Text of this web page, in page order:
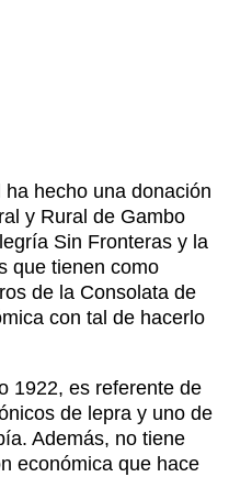
ha hecho una donación
y Rural de Gambo
Sin Fronteras y la
que tienen como
de la Consolata de
con tal de hacerlo
1922, es referente de
de lepra y uno de
Además, no tiene
económica que hace